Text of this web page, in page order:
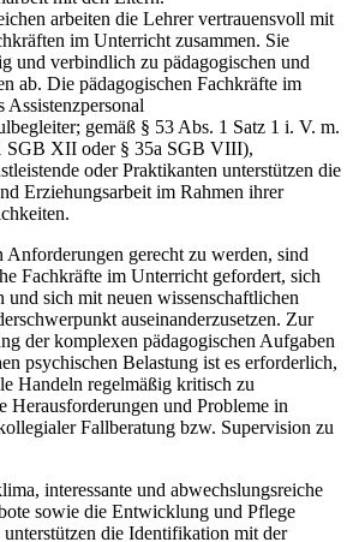
arbeiten die Lehrer vertrauensvoll mit
im Unterricht zusammen. Sie
und verbindlich zu pädagogischen und
ab. Die pädagogischen Fachkräfte im
gemäß § 53 Abs. 1 Satz 1 i. V. m.
SGB XII oder § 35a SGB VIII),
oder Praktikanten unterstützen die
Erziehungsarbeit im Rahmen ihrer
Anforderungen gerecht zu werden, sind
Fachkräfte im Unterricht gefordert, sich
sich mit neuen wissenschaftlichen
auseinanderzusetzen. Zur
der komplexen pädagogischen Aufgaben
psychischen Belastung ist es erforderlich,
Handeln regelmäßig kritisch zu
Herausforderungen und Probleme in
Fallberatung bzw. Supervision zu
interessante und abwechslungsreiche
sowie die Entwicklung und Pflege
die Identifikation mit der